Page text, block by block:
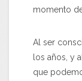
momento
Al ser
los años, y
que